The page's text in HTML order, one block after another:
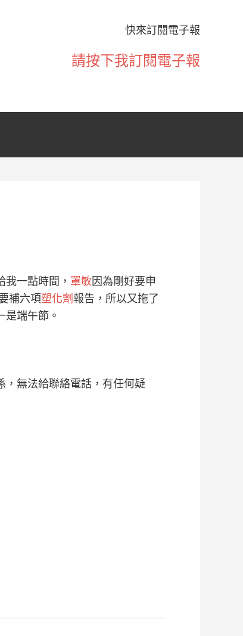
快來訂閱電子報
請按下我訂閱電子報
一點時間， 罩敏因為剛好要申
補六項塑化劑報告，所以又拖了
端午節。
，無法給聯絡電話，有任何疑